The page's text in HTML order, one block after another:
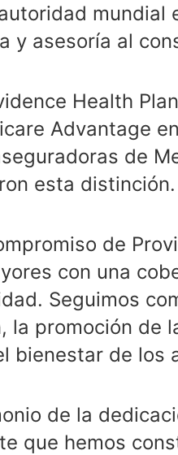
mundial
y asesoría al
Health
Advantage
de
esta distinción.
de
con una
Seguimos
la promoción de
bienestar de los
de la
que hemos